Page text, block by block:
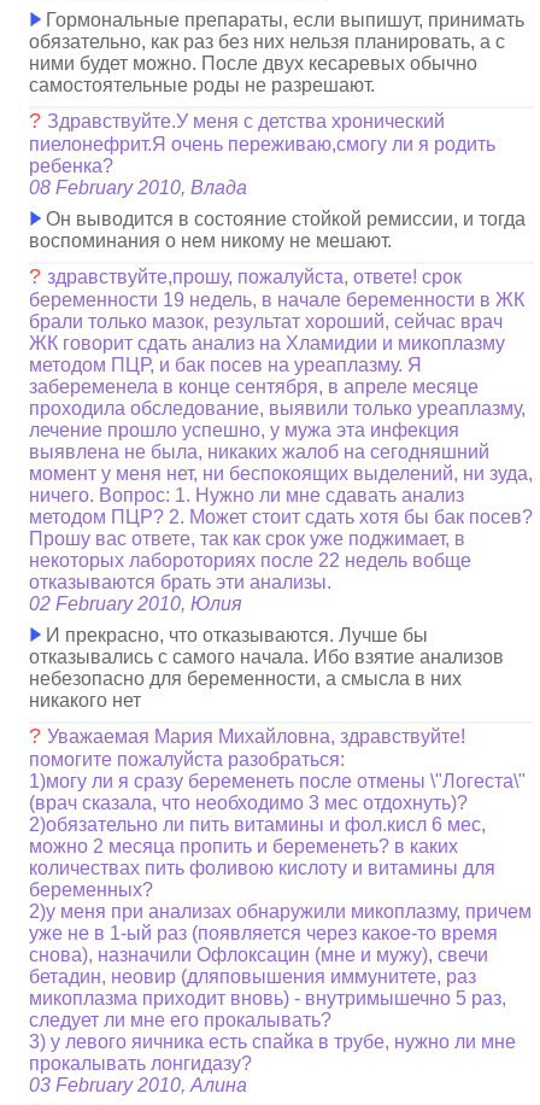
Гормональные препараты, если выпишут, принимать
обязательно, как раз без них нельзя планировать, а с
ними будет можно. После двух кесаревых обычно
самостоятельные роды не разрешают.
? Здравствуйте.У меня с детства хронический
пиелонефрит.Я очень переживаю,смогу ли я родить
ребенка?
08 February 2010, Влада
Он выводится в состояние стойкой ремиссии, и тогда
воспоминания о нем никому не мешают.
?здравствуйте,прошу, пожалуйста, ответе! срок
беременности 19 недель, в начале беременности в ЖК
брали только мазок, результат хороший, сейчас врач
ЖК говорит сдать анализ на Хламидии и микоплазму
методом ПЦР, и бак посев на уреаплазму. Я
забеременела в конце сентября, в апреле месяце
проходила обследование, выявили только уреаплазму,
лечение прошло успешно, у мужа эта инфекция
выявлена не была, никаких жалоб на сегодняшний
момент у меня нет, ни беспокоящих выделений, ни зуда,
ничего. Вопрос: 1. Нужно ли мне сдавать анализ
методом ПЦР? 2. Может стоит сдать хотя бы бак посев?
Прошу вас ответе, так как срок уже поджимает, в
некоторых лабороториях после 22 недель вобще
отказываются брать эти анализы.
02 February 2010, Юлия
И прекрасно, что отказываются. Лучше бы
отказывались с самого начала. Ибо взятие анализов
небезопасно для беременности, а смысла в них
никакого нет
?Уважаемая Мария Михайловна, здравствуйте!
помогите пожалуйста разобраться:
1)могу ли я сразу беременеть после отмены \"Логеста\"
(врач сказала, что необходимо 3 мес отдохнуть)?
2)обязательно ли пить витамины и фол.кисл 6 мес,
можно 2 месяца пропить и беременеть? в каких
количествах пить фоливою кислоту и витамины для
беременных?
2)у меня при анализах обнаружили микоплазму, причем
уже не в 1-ый раз (появляется через какое-то время
снова), назначили Офлоксацин (мне и мужу), свечи
бетадин, неовир (дляповышения иммунитете, раз
микоплазма приходит вновь) - внутримышечно 5 раз,
следует ли мне его прокалывать?
3) у левого яичника есть спайка в трубе, нужно ли мне
прокалывать лонгидазу?
03 February 2010, Алина